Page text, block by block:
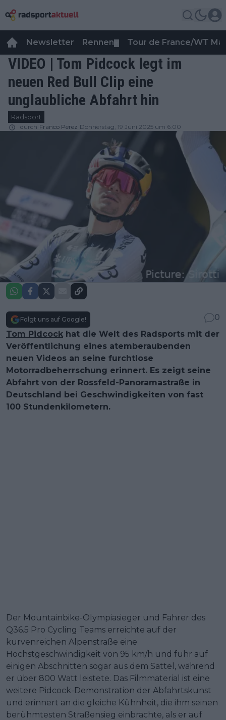
Newsletter Rennen Tour de France/WT
VIDEO | Tom Pidcock legt im
neuen Red Bull Clip eine
unglaubliche Abfahrt hin
Radsport
durch Franco Perez Donnerstag, 19 Juni 2025 um 6:00
Folgt uns auf Google!
0
Tom Pidcock hat die Welt des Radsports mit der
Veröffentlichung eines atemberaubenden
neuen Videos an seine furchtlose
Motorradbeherrschung erinnert. Es zeigt seine
Abfahrt von der Rossfeld-Panoramastraße in
Deutschland bei Geschwindigkeiten von fast
100 Stundenkilometern.
Der Mountainbike-Olympiasieger und Fahrer des
Q36.5 Pro Cycling Teams erreichte auf der
kurvenreichen Alpenstraße eine
Höchstgeschwindigkeit von 95 km/h und fuhr auf
einigen Abschnitten sogar aus dem Sattel, während
er über 800 Watt leistete. Das Filmmaterial ist eine
weitere Pidcock-Demonstration der Abfahrtskunst
und erinnert an die gleiche Kühnheit, die ihm seinen
berühmtesten Straßensieg einbrachte, als er auf